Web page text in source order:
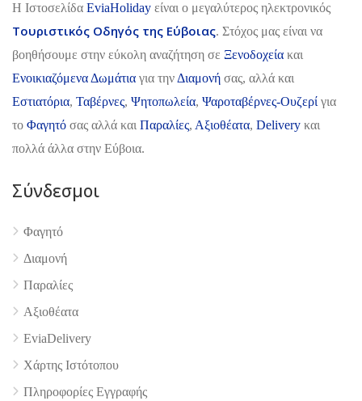
H Ιστοσελίδα EviaHoliday είναι ο μεγαλύτερος ηλεκτρονικός
Τουριστικός Οδηγός της Εύβοιας. Στόχος μας είναι να
βοηθήσουμε στην εύκολη αναζήτηση σε Ξενοδοχεία και
Ενοικιαζόμενα Δωμάτια για την Διαμονή σας, αλλά και
Εστιατόρια, Ταβέρνες, Ψητοπωλεία, Ψαροταβέρνες-Ουζερί για
το Φαγητό σας αλλά και Παραλίες, Αξιοθέατα, Delivery και
πολλά άλλα στην Εύβοια.
Σύνδεσμοι
Φαγητό
Διαμονή
Παραλίες
Αξιοθέατα
EviaDelivery
Χάρτης Ιστότοπου
Πληροφορίες Εγγραφής